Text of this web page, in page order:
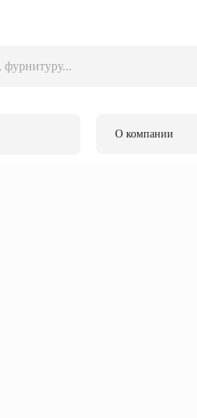
О компании